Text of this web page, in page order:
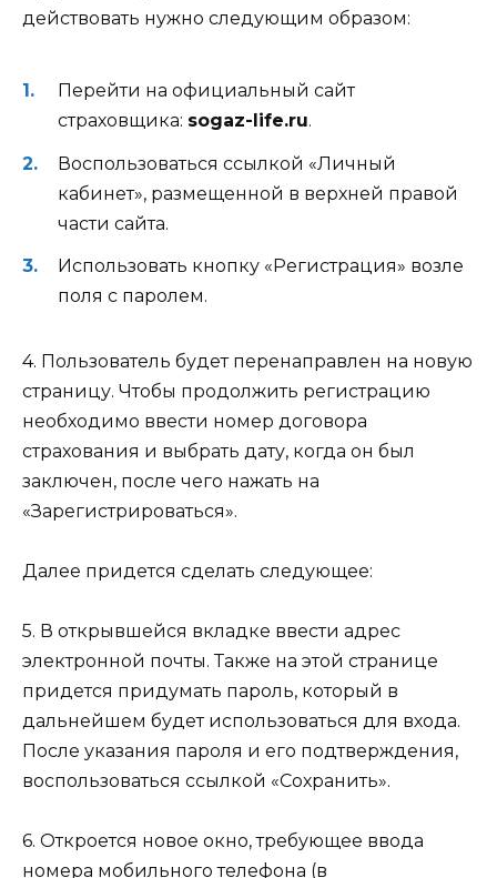
действовать нужно следующим образом:
Перейти на официальный сайт
страховщика: sogaz-life.ru.
Воспользоваться ссылкой «Личный
кабинет», размещенной в верхней правой
части сайта.
Использовать кнопку «Регистрация» возле
поля с паролем.
4. Пользователь будет перенаправлен на новую
страницу. Чтобы продолжить регистрацию
необходимо ввести номер договора
страхования и выбрать дату, когда он был
заключен, после чего нажать на
«Зарегистрироваться».
Далее придется сделать следующее:
5. В открывшейся вкладке ввести адрес
электронной почты. Также на этой странице
придется придумать пароль, который в
дальнейшем будет использоваться для входа.
После указания пароля и его подтверждения,
воспользоваться ссылкой «Сохранить».
6. Откроется новое окно, требующее ввода
номера мобильного телефона (в